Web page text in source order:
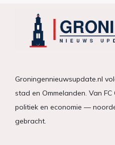
Groningennieuwsupdate.nl
stad en Ommelanden. Van
politiek en economie —
gebracht.